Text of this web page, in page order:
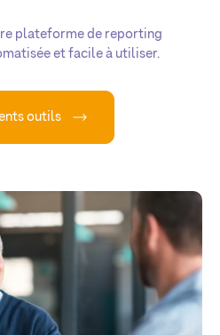
plateforme de reporting
et facile à utiliser.
outils